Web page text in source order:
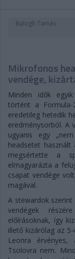
Balogh Tamás
Mikrofonos
vendége,
Minden idők
történt a
eredetileg hetedik
eredménysorból. A
ugyanis egy
headsetet
megsértette a
elmagyarázta a
csapat vendége
magával.
A stewardok
vendégek
előírásoknak, így
illető kizárólag az
Leonra
Tsolovra nem.